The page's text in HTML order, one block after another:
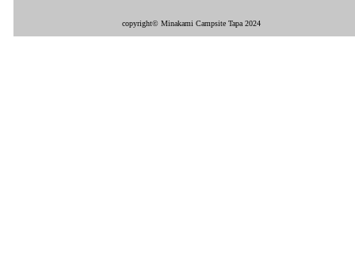
copyright© Minakami Campsite Tapa 2024